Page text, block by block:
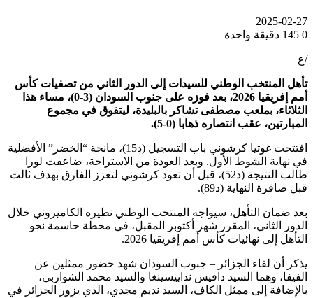
2025-02-27
0
دقيقة واحدة
/ع
تأهل المنتخب الوطني للسيدات إلى الدور الثاني من تصفيات كأس
أمم إفريقيا 2026، بعد فوزه على جنوب السودان (3-0)، مساء هذا
الثلاثاء، بملعب مصطفى تشاكر بالبليدة، ليتفوق في مجموع
المبارتين، عقب انتصاره ذهابا (0-5).
افتتحت غوتيا كرشوني باب التسجيل (د15)، مانحة “الخضر” الأفضلية
في نهاية الشوط الأول. وبعد العودة من الاستراحة، ضاعفت لورا
طالب النتيجة (د52)، قبل أن تعود كرشوني لتعزز الفارق بهدف ثالث
قبل صافرة النهاية (د89).
بعد ضمان التأهل، سيواجه المنتخب الوطني نظيره الكاميروني خلال
الدور الثاني، المقرر شهر أكتوبر المقبل، في محطة حاسمة نحو
التأهل إلى نهائيات كأس أمم إفريقيا 2026.
يذكر أن لقاء الجزائر – جنوب السودان شهد حضور ممثلين عن
الفيفا، وهما السيد دافيس نداييسينغا والسيد محمد الشواربي،
بالإضافة إلى ممثل الكاف، السيد نديم مجدي، الذي يزور الجزائر في